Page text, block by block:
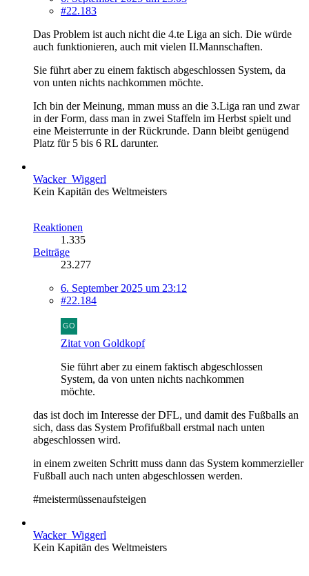
#22.183
Das Problem ist auch nicht die 4.te Liga an sich. Die würde
auch funktionieren, auch mit vielen II.Mannschaften.
Sie führt aber zu einem faktisch abgeschlossen System, da
von unten nichts nachkommen möchte.
Ich bin der Meinung, mman muss an die 3.Liga ran und zwar
in der Form, dass man in zwei Staffeln im Herbst spielt und
eine Meisterrunte in der Rückrunde. Dann bleibt genügend
Platz für 5 bis 6 RL darunter.
Wacker_Wiggerl
Kein Kapitän des Weltmeisters
Reaktionen
1.335
Beiträge
23.277
6. September 2025 um 23:12
#22.184
Zitat von Goldkopf
Sie führt aber zu einem faktisch abgeschlossen
System, da von unten nichts nachkommen
möchte.
das ist doch im Interesse der DFL, und damit des Fußballs an
sich, dass das System Profifußball erstmal nach unten
abgeschlossen wird.
in einem zweiten Schritt muss dann das System kommerzieller
Fußball auch nach unten abgeschlossen werden.
#meistermüssenaufsteigen
Wacker_Wiggerl
Kein Kapitän des Weltmeisters